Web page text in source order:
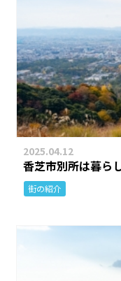
2025.04.12
香芝市別所は暮ら
街の紹介